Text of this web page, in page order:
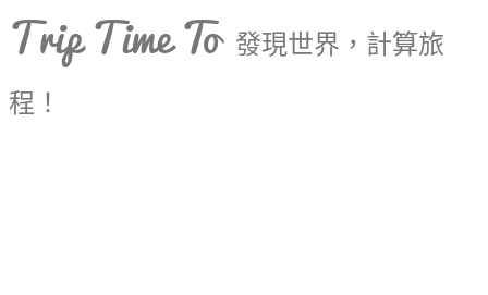
Trip Time To 發現世界，計算旅
程！